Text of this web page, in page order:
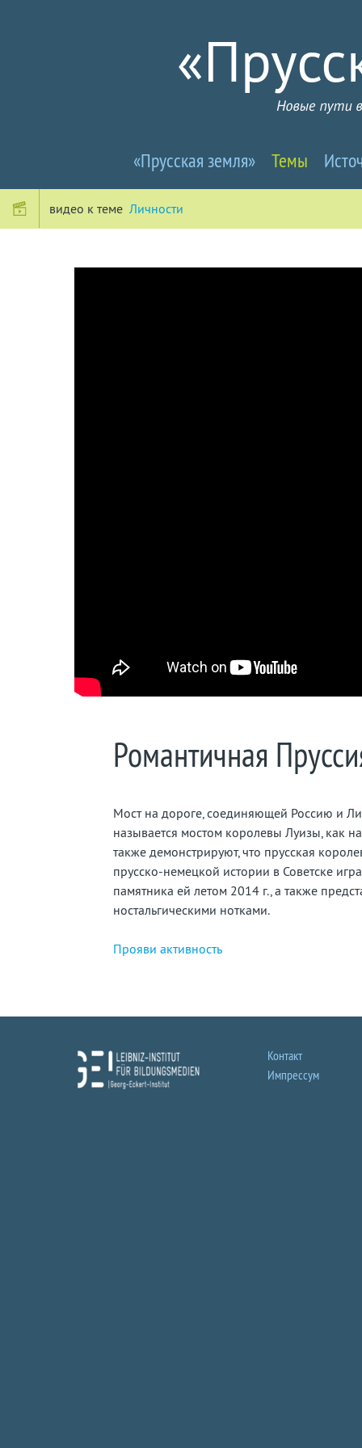
-
Новые
пути
«Прусская земля» Темы
видео к теме Личности
Романтичная
Мост на дороге, соединяющей Россию и
называется мостом королевы Луизы, как
также демонстрируют, что прусская
прусско-немецкой истории в Советске
памятника ей летом 2014 г., а также
ностальгическими нотками.
Прояви активность
Контакт
Импрессум